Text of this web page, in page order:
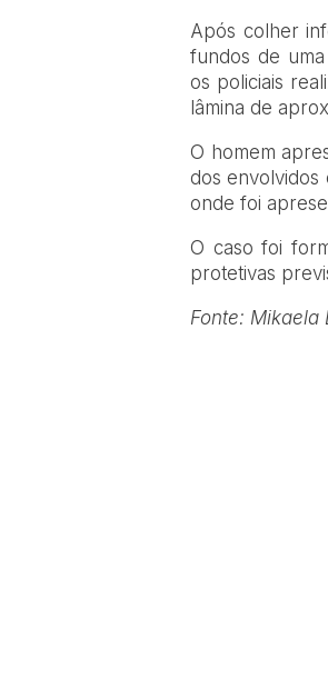
Após colher
fundos de
os policiais
lâmina de
O homem
dos envolvidos
onde foi
O caso foi
protetivas
Fonte: Mikaela